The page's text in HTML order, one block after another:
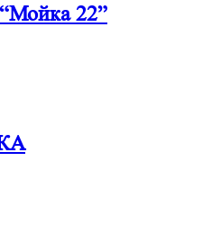
22”